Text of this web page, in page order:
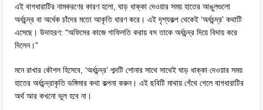
এই বাগধারাটির নামকরণের কারণ হলো, ঘাড় ধাক্কা দেওয়ার সময় হাতের আঙুলগুলো
অর্ধচন্দ্র বা অর্ধেক চাঁদের মতো আকৃতি ধারণ করে। এই দৃশ্যকল্প থেকেই ‘অর্ধচন্দ্র’ কথাটি
এসেছে। উদাহরণ: “অফিসের কাজে গাফিলতি করায় বস তাকে অর্ধচন্দ্র দিয়ে বিদায় করে
দিলেন।”
মনে রাখার কৌশল হিসেবে, ‘অর্ধচন্দ্র’ শব্দটি শোনার সাথে সাথেই ঘাড় ধাক্কা দেওয়ার সময়
হাতের অর্ধচন্দ্রাকৃতি ভঙ্গিমার কথা কল্পনা করুন। এই ছবিটি মাথায় গেঁথে গেলে বাগধারাটির
অর্থ আর কখনো ভুল হবে না।